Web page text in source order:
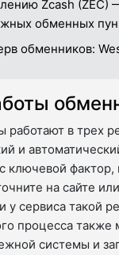
Zcash (ZEC)
обменных
обменников:
работают в трех
и
ключевой
на сайте
у сервиса такой
процесса также
системы и